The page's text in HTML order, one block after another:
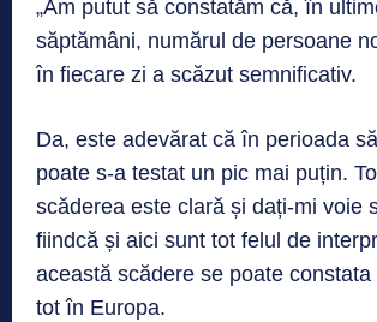
„Am putut să constatăm că, în
săptămâni, numărul de persoane
în fiecare zi a scăzut semnificativ.
Da, este adevărat că în perioada
poate s-a testat un pic mai puțin.
scăderea este clară și dați-mi voie
fiindcă și aici sunt tot felul de
această scădere se poate
tot în Europa.